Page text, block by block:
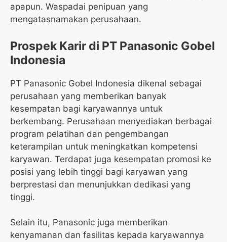
apapun. Waspadai penipuan yang
mengatasnamakan perusahaan.
Prospek Karir di PT Panasonic Gobel
Indonesia
PT Panasonic Gobel Indonesia dikenal sebagai
perusahaan yang memberikan banyak
kesempatan bagi karyawannya untuk
berkembang. Perusahaan menyediakan berbagai
program pelatihan dan pengembangan
keterampilan untuk meningkatkan kompetensi
karyawan. Terdapat juga kesempatan promosi ke
posisi yang lebih tinggi bagi karyawan yang
berprestasi dan menunjukkan dedikasi yang
tinggi.
Selain itu, Panasonic juga memberikan
kenyamanan dan fasilitas kepada karyawannya